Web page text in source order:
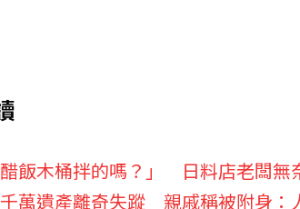
飯木桶拌的嗎？」 日料店老闆無
萬遺產離奇失蹤 親戚稱被附身：